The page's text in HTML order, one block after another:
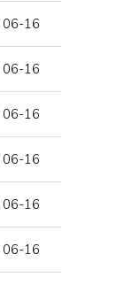
06-16
06-16
06-16
06-16
06-16
06-16